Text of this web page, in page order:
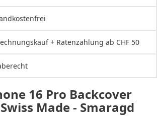
+ Ratenzahlung ab CHF 50
16 Pro Backcover
Made - Smaragd